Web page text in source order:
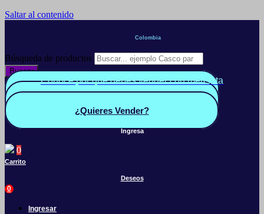
Saltar al contenido
Colombia
Búsqueda de productos
Buscar
Conoce por qué debes vender con mercleta
Quiero Vender
¿Quieres Vender?
Ingresa
0
Carrito
Deseos
0
Ingresar